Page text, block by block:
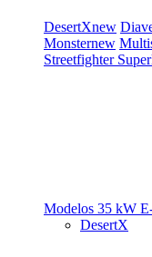
DesertXnew
Monsternew
Streetfighter
Modelos 35 kW
DesertX